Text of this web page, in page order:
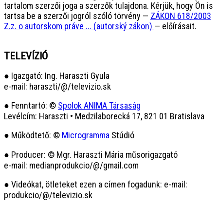
tartalom szerzői joga a szerzők tulajdona. Kérjük, hogy Ön is
tartsa be a szerzői jogról szóló törvény — ZÁKON 618/2003
Z.z. o autorskom práve ... (autorský zákon) — előírásait.
TELEVÍZIÓ
● Igazgató: Ing. Haraszti Gyula
e-mail: haraszti/@/televizio.sk
● Fenntartó: © Spolok ANIMA Társaság
Levélcím: Haraszti • Medzilaborecká 17, 821 01 Bratislava
● Működtető: © Microgramma Stúdió
● Producer: © Mgr. Haraszti Mária műsorigazgató
e-mail: medianprodukcio/@/gmail.com
● Videókat, ötleteket ezen a címen fogadunk: e-mail:
produkcio/@/televizio.sk